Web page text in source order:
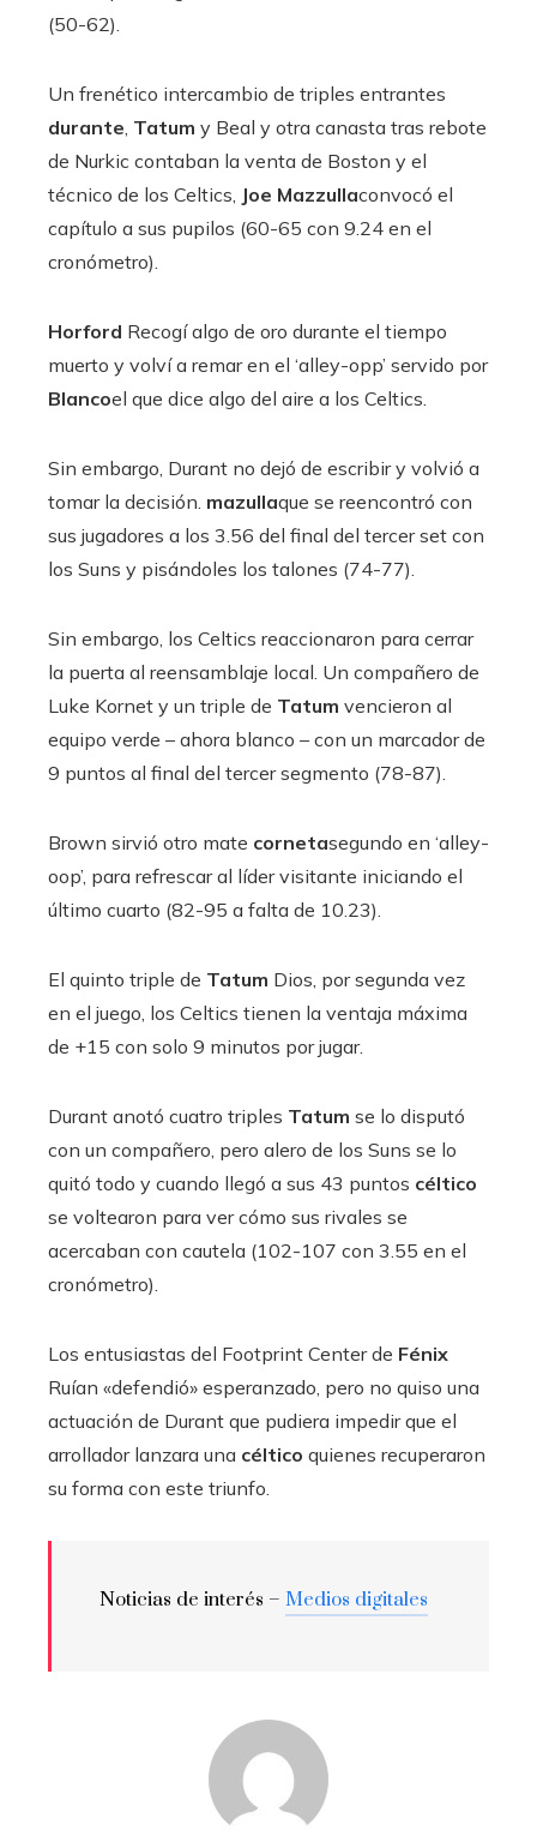
(50-62).
Un frenético intercambio de triples entrantes
durante Tatum y Beal y otra canasta tras rebote
de Nurkic contaban la venta de Boston y el
técnico de los Celtics, Joe Mazzullaconvocó el
capítulo a sus pupilos (60-65 con 9.24 en el
cronómetro).
Horford Recogí algo de oro durante el tiempo
muerto y volví a remar en el ‘alley-opp’ servido por
Blancoel que dice algo del aire a los Celtics.
Sin embargo, Durant no dejó de escribir y volvió a
tomar la decisión. mazullaque se reencontró con
sus jugadores a los 3.56 del final del tercer set con
los Suns y pisándoles los talones (74-77).
Sin embargo, los Celtics reaccionaron para cerrar
la puerta al reensamblaje local. Un compañero de
Luke Kornet y un triple de Tatum vencieron al
equipo verde – ahora blanco – con un marcador de
9 puntos al final del tercer segmento (78-87).
Brown sirvió otro mate cornetasegundo en ‘alley-
oop’, para refrescar al líder visitante iniciando el
último cuarto (82-95 a falta de 10.23).
El quinto triple de Tatum Dios, por segunda vez
en el juego, los Celtics tienen la ventaja máxima
de +15 con solo 9 minutos por jugar.
Durant anotó cuatro triples Tatum se lo disputó
con un compañero, pero alero de los Suns se lo
quitó todo y cuando llegó a sus 43 puntos céltico
se voltearon para ver cómo sus rivales se
acercaban con cautela (102-107 con 3.55 en el
cronómetro).
Los entusiastas del Footprint Center de Fénix
Ruían «defendió» esperanzado, pero no quiso una
actuación de Durant que pudiera impedir que el
arrollador lanzara una céltico quienes recuperaron
su forma con este triunfo.
Noticias de interés – Medios digitales